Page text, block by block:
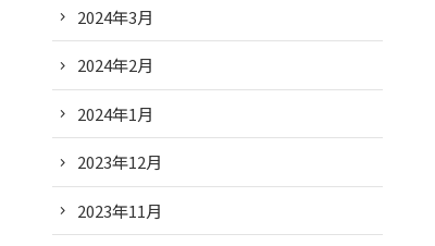
2024年3月
2024年2月
2024年1月
2023年12月
2023年11月